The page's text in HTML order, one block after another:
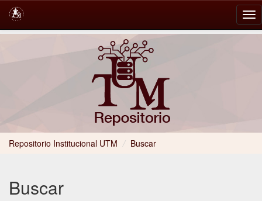
Repositorio Institucional UTM / Buscar
Buscar